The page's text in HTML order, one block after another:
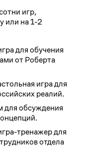
игр,
или на 1-2
для обучения
от Роберта
игра для
реалий.
для обсуждения
тренажер для
отдела